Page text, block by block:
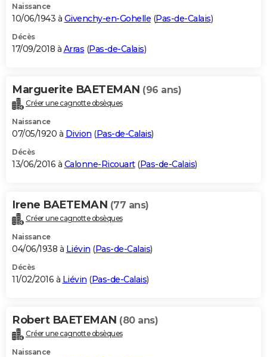
Naissance
10/06/1943 à Givenchy-en-Gohelle (Pas-de-Calais)
Décès
17/09/2018 à Arras (Pas-de-Calais)
Marguerite BAETEMAN (96 ans)
Créer une cagnotte obsèques
Naissance
07/05/1920 à Divion (Pas-de-Calais)
Décès
13/06/2016 à Calonne-Ricouart(Pas-de-Calais)
Irene BAETEMAN (77 ans)
Créer une cagnotte obsèques
Naissance
04/06/1938 à Liévin (Pas-de-Calais)
Décès
11/02/2016 à Liévin (Pas-de-Calais)
Robert BAETEMAN (80 ans)
Créer une cagnotte obsèques
Naissance